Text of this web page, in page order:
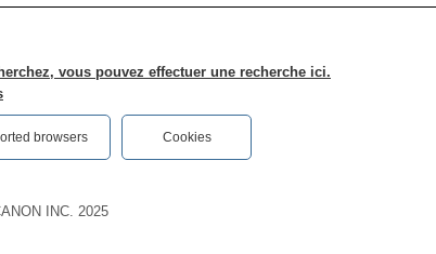
vous pouvez effectuer une recherche ici.
browsers Cookies
INC. 2025